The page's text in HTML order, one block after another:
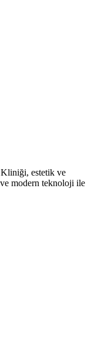
estetik ve
modern teknoloji ile